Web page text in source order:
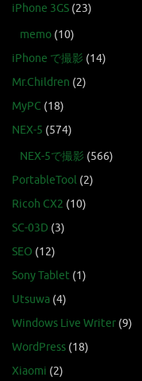
iPhone 3GS (23)
memo (10)
iPhone で撮影 (14)
Mr.Children (2)
MyPC (18)
NEX-5 (574)
NEX-5で撮影 (566)
PortableTool (2)
Ricoh CX2 (10)
SC-03D (3)
SEO (12)
Sony Tablet (1)
Utsuwa (4)
Windows Live Writer (9)
WordPress (18)
Xiaomi (2)